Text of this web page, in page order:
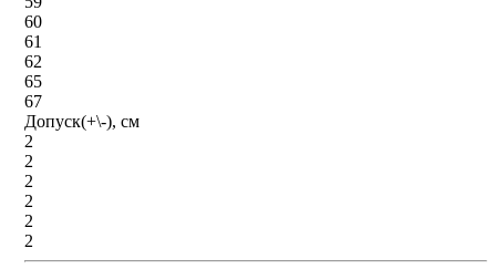
60
61
62
65
67
Допуск(+\-), см
2
2
2
2
2
2